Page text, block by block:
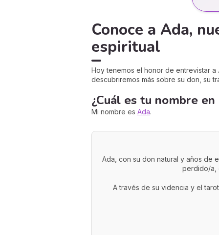
Conoce a Ada,
espiritual
Hoy tenemos el honor de entrevistar a
descubriremos más sobre su don, su
¿Cuál es tu nombre
Mi nombre es Ada.
Ada, con su don natural y años de
perdido/a,
A través de su videncia y el